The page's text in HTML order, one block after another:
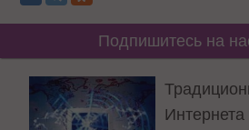
Подпишитесь на
Интернета